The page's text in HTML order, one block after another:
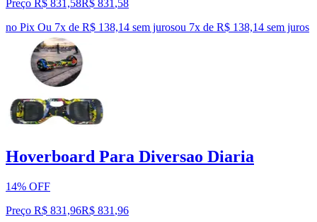
Preço R$ 831,58R$ 831 ,58
no Pix Ou 7x de R$ 138,14 sem jurosou 7x de R$ 138,14 sem juros
Hoverboard Para Diversao Diaria
14% OFF
Preço R$ 831,96R$ 831 ,96